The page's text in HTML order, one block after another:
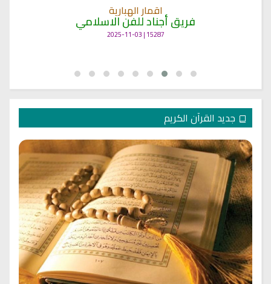
اقمار الهبارية
فريق أجناد للفن الاسلامي
15287 | 2025-11-03
جديد القرآن الكريم